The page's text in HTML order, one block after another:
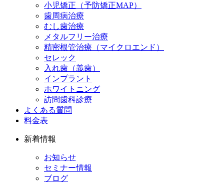
小児矯正（予防矯正MAP）
歯周病治療
むし歯治療
メタルフリー治療
精密根管治療（マイクロエンド）
セレック
入れ歯（義歯）
インプラント
ホワイトニング
訪問歯科診療
よくある質問
料金表
新着情報
お知らせ
セミナー情報
ブログ